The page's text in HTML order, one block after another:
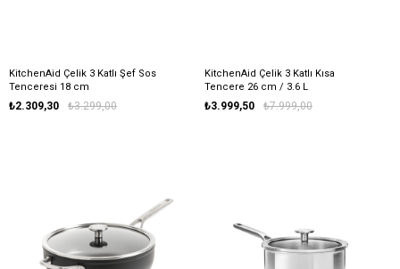
KitchenAid Çelik 3 Katlı Şef Sos
Tenceresi 18 cm
₺2.309,30 ₺3.299,00
KitchenAid Çelik 3 Katlı Kısa
Tencere 26 cm / 3.6 L
₺3.999,50 ₺7.999,00